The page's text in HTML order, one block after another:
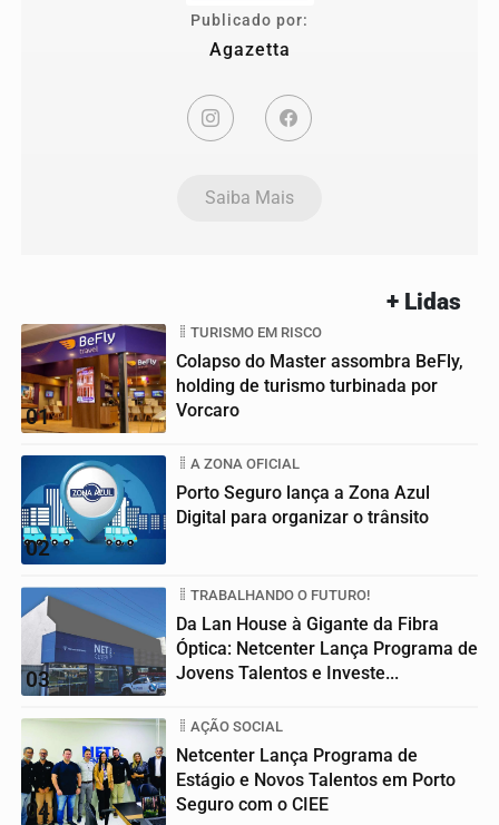
Publicado por:
Agazetta
Saiba Mais
+ Lidas
01
TURISMO EM RISCO
Colapso do Master assombra BeFly,
holding de turismo turbinada por
Vorcaro
02
A ZONA OFICIAL
Porto Seguro lança a Zona Azul
Digital para organizar o trânsito
03
TRABALHANDO O FUTURO!
Da Lan House à Gigante da Fibra
Óptica: Netcenter Lança Programa de
Jovens Talentos e Investe...
04
AÇÃO SOCIAL
Netcenter Lança Programa de
Estágio e Novos Talentos em Porto
Seguro com o CIEE